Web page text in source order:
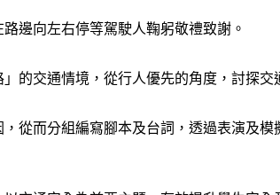
邊向左右停等駕駛人鞠躬敬禮致謝。
的交通情境，從行人優先的角度，討探交
從而分組編寫腳本及台詞，透過表演及